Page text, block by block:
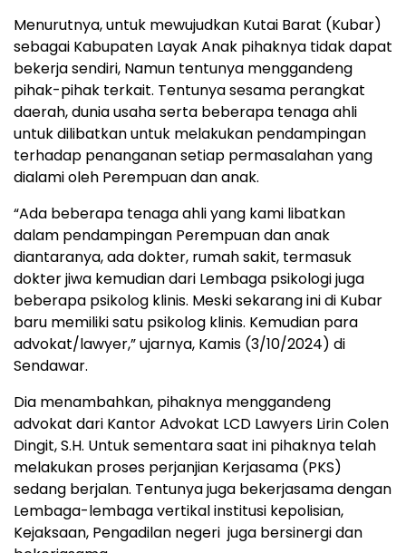
Menurutnya, untuk mewujudkan Kutai Barat (Kubar)
sebagai Kabupaten Layak Anak pihaknya tidak dapat
bekerja sendiri, Namun tentunya menggandeng
pihak-pihak terkait. Tentunya sesama perangkat
daerah, dunia usaha serta beberapa tenaga ahli
untuk dilibatkan untuk melakukan pendampingan
terhadap penanganan setiap permasalahan yang
dialami oleh Perempuan dan anak.
“Ada beberapa tenaga ahli yang kami libatkan
dalam pendampingan Perempuan dan anak
diantaranya, ada dokter, rumah sakit, termasuk
dokter jiwa kemudian dari Lembaga psikologi juga
beberapa psikolog klinis. Meski sekarang ini di Kubar
baru memiliki satu psikolog klinis. Kemudian para
advokat/lawyer,” ujarnya, Kamis (3/10/2024) di
Sendawar.
Dia menambahkan, pihaknya menggandeng
advokat dari Kantor Advokat LCD Lawyers Lirin Colen
Dingit, S.H. Untuk sementara saat ini pihaknya telah
melakukan proses perjanjian Kerjasama (PKS)
sedang berjalan. Tentunya juga bekerjasama dengan
Lembaga-lembaga vertikal institusi kepolisian,
Kejaksaan, Pengadilan negeri juga bersinergi dan